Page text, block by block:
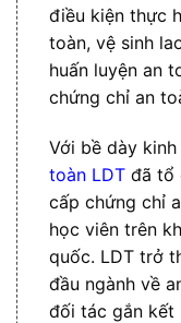
điều kiện thực
toàn, vệ sinh
huấn luyện an
chứng chỉ an
Với bề dày kinh
toàn LDT đã tổ
cấp chứng chỉ
học viên trên
quốc. LDT trở
đầu ngành về
đối tác gắn kết